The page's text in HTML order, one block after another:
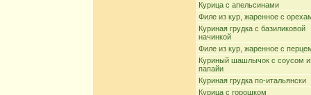
Курица с апельсинами
Филе из кур, жаренное с
Куриная грудка с базиликовой
начинкой
Филе из кур, жаренное с
Куриный шашлычок с соусом
папайи
Куриная грудка по-итальянски
Курица с горошком